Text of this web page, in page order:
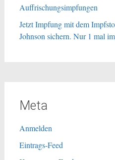
Auffrischungsimpfungen
Jetzt Impfung mit dem
Johnson sichern. Nur 1 mal
Meta
Anmelden
Eintrags-Feed